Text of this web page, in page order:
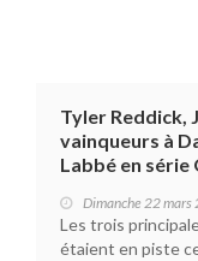
Tyler Reddick,
vainqueurs à
Labbé en série
Dimanche 22 mars
Les trois
étaient en piste